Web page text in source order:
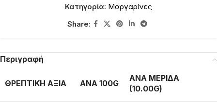
Κατηγορία: Μαργαρίνες
Share:
Περιγραφή
ΘΡΕΠΤΙΚΗ ΑΞΙΑ ΑΝΑ 100G
ΑΝΑ ΜΕΡΙΔΑ
(10.00G)